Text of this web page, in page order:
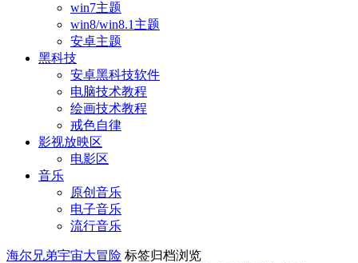
win7主题
win8/win8.1主题
安卓主题
黑科技
安卓黑科技软件
电脑技术教程
绘画技术教程
戒色自律
影视放映区
电影区
音乐
原创音乐
电子音乐
流行音乐
海尔兄弟宇宙大冒险 标签归档浏览